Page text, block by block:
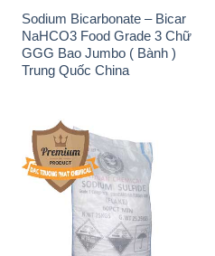
Sodium Bicarbonate – Bicar
NaHCO3 Food Grade 3 Chữ
GGG Bao Jumbo ( Bành )
Trung Quốc China